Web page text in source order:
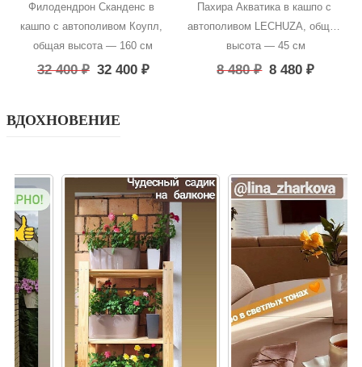
Филодендрон Сканденс в
кашпо с автополивом Коупл,
общая высота — 160 см
32 400₽ 32 400 ₽
Пахира Акватика в кашпо с
автополивом LECHUZA, общая
высота — 45 см
8 480₽ 8 480₽
ВДОХНОВЕНИЕ